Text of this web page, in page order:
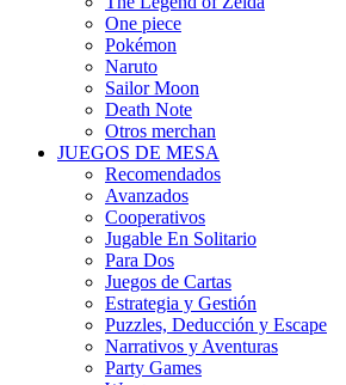
One piece
Pokémon
Naruto
Sailor Moon
Death Note
Otros merchan
JUEGOS DE MESA
Recomendados
Avanzados
Cooperativos
Jugable En Solitario
Para Dos
Juegos de Cartas
Estrategia y Gestión
Puzzles, Deducción y Escape
Narrativos y Aventuras
Party Games